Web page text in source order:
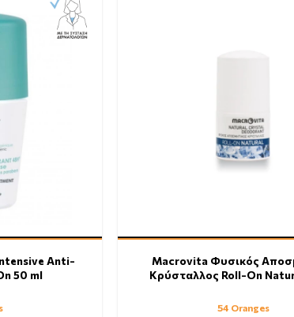
Anti-
50 ml
Macrovita Φυσικός
Κρύσταλλος Roll-On
54 Oranges